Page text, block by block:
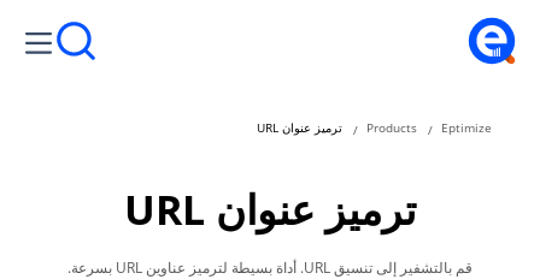
Eptimize
Products ترميز عنوان URL
ترميز عنوان URL
قم بالتشفير إلى تنسيق URL. أداة بسيطة لترميز عناوين URL بسرعة.